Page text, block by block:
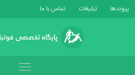
پیوندها تبلیغات تماس با ما